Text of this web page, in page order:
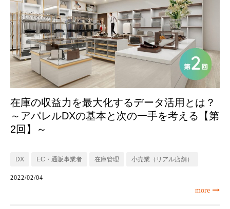
在庫の収益力を最大化するデータ活用とは？
～アパレルDXの基本と次の一手を考える【第
2回】～
DX EC・通販事業者 在庫管理 小売業（リアル店舗）
2022/02/04
more